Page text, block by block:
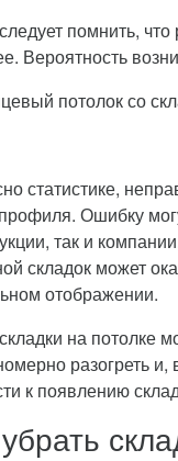
помнить,
Вероятность
статистике,
Ошибку
так и
складок может
отображении.
на потолке
разогреть
к появлению